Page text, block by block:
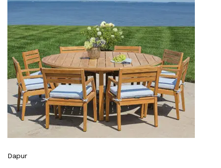
Dapur